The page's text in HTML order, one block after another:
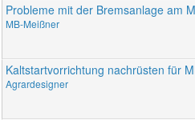
Probleme mit der Bremsanlage am
MB-Meißner
Kaltstartvorrichtung nachrüsten für
Agrardesigner